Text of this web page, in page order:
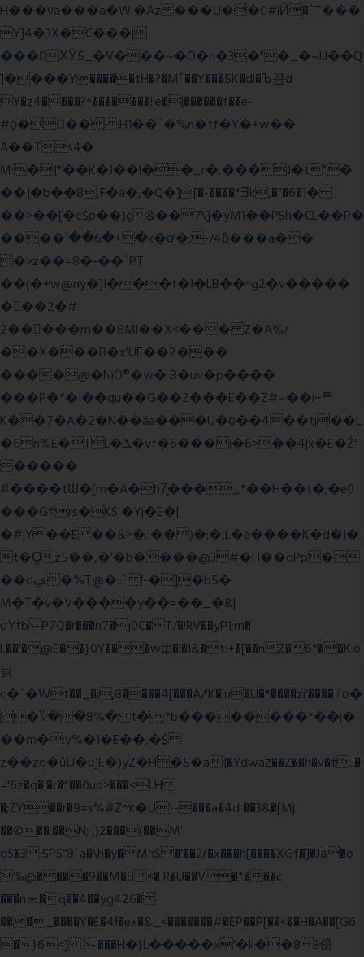
H���νa���a�W.�Az���U��0#iӤ�`T���
Y]4�3X�C���|
���0ХΫ5_�V���~�O�n�3�"�_�~U��Q
]����Y�����tH�?�M`��Y���5K�dl�Ъ꼼d
Y�z4����?^�������!le�|������f��e-
#ϙ�O�� :H1��`�%n�tf�Y�+w��
A��Ts4�
M:�{*��K�J��l��_r�,���J�t"�
��{�b��8,F�a�,�Q�][�-����*Ǝk,�"�6�]�
��>��[�c$p��)g&��7\]�yM1��PSh�CL��P�
����՝��6�+�k�ơ�;-/4ƃ���a��
�>z��=8�-��`PT
��(�+w@ny�]I���t�I�LB��^g2�v�����
��ٕ�2�#
2�����m��8Ml��X<��� Z�A%/
��X���B�x'UE��֔2���
����@�NiO®�w� B�uv�p����
���P�*�I��qu��G��Z��� E��Z#~��i+ᄐ
K��7�A�2�N��ăa���U�ɢ��4��tj��L
�6n%E�TL�ݎ�vf�6���i�6>��4|x�E�Ź"
�����
#����tƜ�[m�A�h7̥���_*��H��t�;�e0
���G܊rs�֗KS �Yj�E�|
�#|Y��E��&>�.:��)�;�,L�a����K�d�I�
t�O͖z5��,�'�b����@3#�H��qPp�
��oڥ�%T@�::` !-�]�b5�
M�T�v�V����y��=��_�&|
σYfbP7Q�r���n7�j0C�T/�!RV��yP1;m�
L��'�@E��}0Y���wȹ�l�I&�t:+�[��nZ�6*��K:o
늵
c�`�ۨWt��_�i;8����4[���A/'K�!u�U�*����zi'����ٵo�
�؆��8%� t�;*b��������*��j�
��m�:v%�1�E��,�$
z��zq�ůU�u]E�)yZ�Hׇ�5�a{�Ydwaȥ��Z��h�v�t.:�
='6z�q�;�r�*��ȍud>���<LH
�;ZY��r�9=s%#Z^ҡ�U}-���a�4d ��3&�[M|
��©��:��N; ,)2���(��M'
qS�3:5PS"8`a�\h�y�MhS�'��2r�x���h[����XGf�]�Ja�o
%@����9��M�8 <� R�U��V�*���c
���n⯸�q��4��yg426�
���_����Y�E�4Ɨ�ex�&_<�������#�EP��P[��<��H�A��[G6
�}6<] ���H�}L�����x'�k��83僒